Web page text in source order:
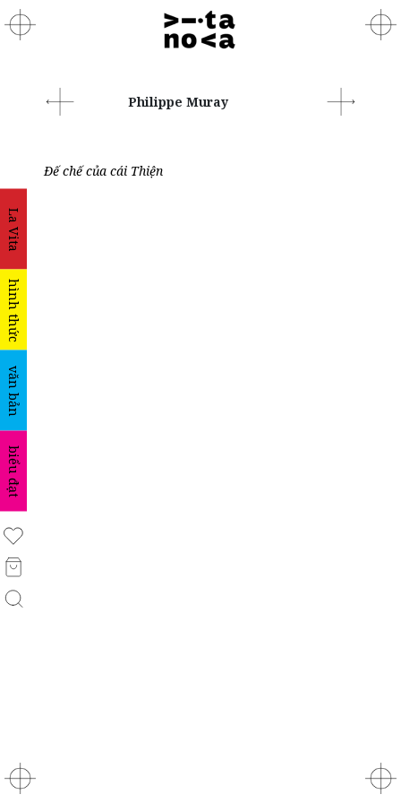
La Vita
hình thức
văn bản
biểu đạt
Philippe Muray
Đế chế của cái Thiện